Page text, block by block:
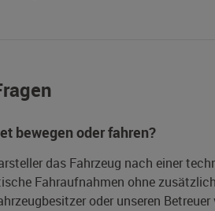
bewegen oder fahren?
das Fahrzeug nach einer
Fahraufnahmen ohne
oder unseren Betreuer